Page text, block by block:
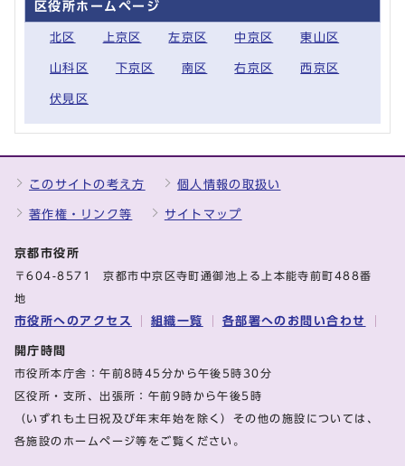
区役所ホームページ
北区 上京区 左京区 中京区 東山区
山科区 下京区 南区 右京区 西京区
伏見区
このサイトの考え方 個人情報の取扱い
著作権・リンク等 サイトマップ
京都市役所
〒604-8571 京都市中京区寺町通御池上る上本能寺前町488番
地
市役所へのアクセス 組織一覧 各部署へのお問い合わせ
開庁時間
市役所本庁舎：午前8時45分から午後5時30分
区役所・支所、出張所：午前9時から午後5時
（いずれも土日祝及び年末年始を除く）その他の施設については、
各施設のホームページ等をご覧ください。